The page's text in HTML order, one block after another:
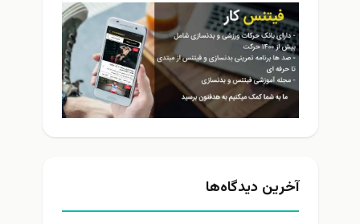
آخرین دیدگاه‌ها